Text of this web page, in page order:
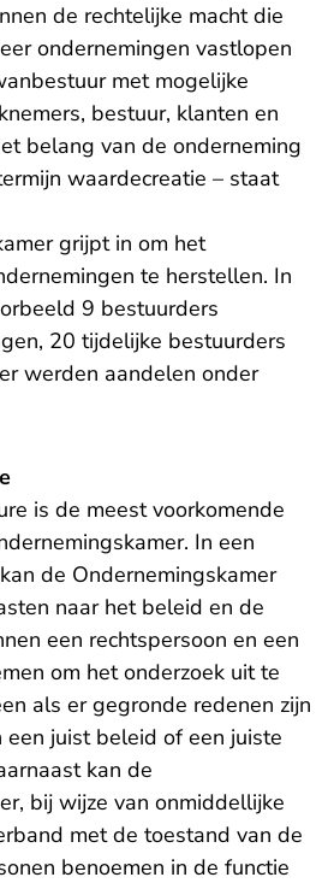
de rechtelijke macht die
ondernemingen vastlopen
met mogelijke
bestuur, klanten en
belang van de onderneming
waardecreatie – staat
grijpt in om het
te herstellen. In
9 bestuurders
20 tijdelijke bestuurders
werden aandelen onder
is de meest voorkomende
In een
de Ondernemingskamer
naar het beleid en de
een rechtspersoon en een
om het onderzoek uit te
als er gegronde redenen zijn
juist beleid of een juiste
kan de
bij wijze van onmiddellijke
met de toestand van de
benoemen in de functie